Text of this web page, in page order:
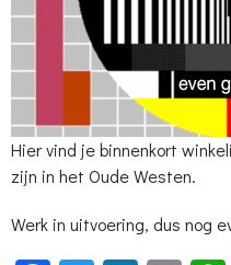
Hier vind je binnenkort
zijn in het Oude Westen.
Werk in uitvoering, dus nog